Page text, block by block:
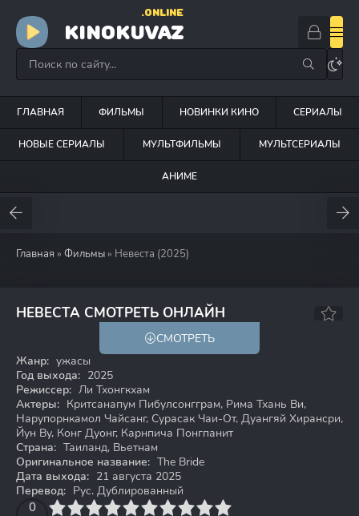
KINOKUVAZ
.ONLINE
ГЛАВНАЯ ФИЛЬМЫ НОВИНКИ КИНО СЕРИАЛЫ
НОВЫЕ СЕРИАЛЫ МУЛЬТФИЛЬМЫ МУЛЬТСЕРИАЛЫ
АНИМЕ
Главная » Фильмы » Невеста (2025)
НЕВЕСТА СМОТРЕТЬ ОНЛАЙН
5.5
СМОТРЕТЬ
Жанр: ужасы
Год выхода: 2025
Режиссер: Ли Тхонгкхам
Актеры: Критсанапум Пибулсонгграм, Рима Тхань Ви,
Нарупорнкамол Чайсанг, Сурасак Чаи-От, Дуангяй Хирансри,
Йун Ву, Конг Дуонг, Карнпича Понгпанит
Страна: Таиланд, Вьетнам
Оригинальное название: The Bride
Дата выхода: 21 августа 2025
Перевод: Рус. Дублированный
0
4 6 7 8 9 10